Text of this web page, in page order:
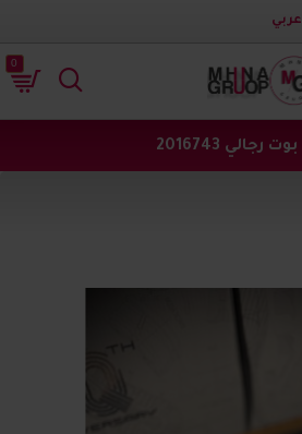
عربي
0
بوت رجالي 2016743